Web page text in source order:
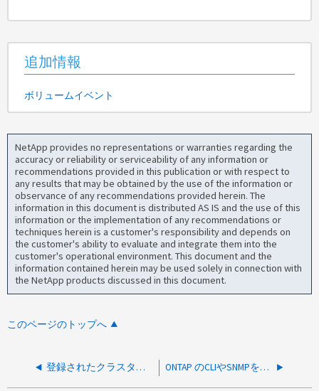
追加情報
ボリュームイベント
NetApp provides no representations or warranties regarding the
accuracy or reliability or serviceability of any information or
recommendations provided in this publication or with respect to
any results that may be obtained by the use of the information or
observance of any recommendations provided herein. The
information in this document is distributed AS IS and the use of this
information or the implementation of any recommendations or
techniques herein is a customer's responsibility and depends on
the customer's ability to evaluate and integrate them into the
customer's operational environment. This document and the
information contained herein may be used solely in connection with
the NetApp products discussed in this document.
このページのトップへ
登録されたクラスタを監視せずにAIQUMを実行する方法はありますか。 ONTAP のCLIやSNMPを使用したUnified Managerのボリュームレイテンシに相当するものはありますか。